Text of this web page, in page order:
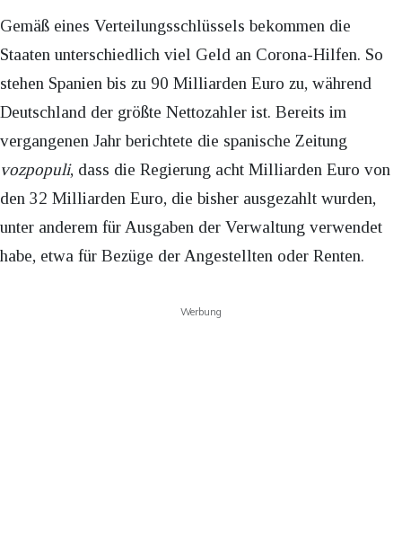
Gemäß eines Verteilungsschlüssels bekommen die
Staaten unterschiedlich viel Geld an Corona-Hilfen. So
stehen Spanien bis zu 90 Milliarden Euro zu, während
Deutschland der größte Nettozahler ist. Bereits im
vergangenen Jahr berichtete die spanische Zeitung
vozpopuli, dass die Regierung acht Milliarden Euro von
den 32 Milliarden Euro, die bisher ausgezahlt wurden,
unter anderem für Ausgaben der Verwaltung verwendet
habe, etwa für Bezüge der Angestellten oder Renten.
Werbung